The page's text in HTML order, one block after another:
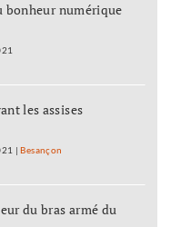
bonheur numérique
les assises
|Besançon
du bras armé du